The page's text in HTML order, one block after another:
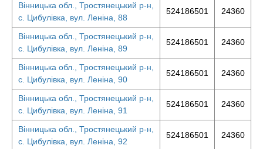
Вінницька обл., Тростянецький р-н,
с. Цибулівка, вул. Леніна, 88
524186501 24360
Вінницька обл., Тростянецький р-н,
с. Цибулівка, вул. Леніна, 89
524186501 24360
Вінницька обл., Тростянецький р-н,
с. Цибулівка, вул. Леніна, 90
524186501 24360
Вінницька обл., Тростянецький р-н,
с. Цибулівка, вул. Леніна, 91
524186501 24360
Вінницька обл., Тростянецький р-н,
с. Цибулівка, вул. Леніна, 92
524186501 24360